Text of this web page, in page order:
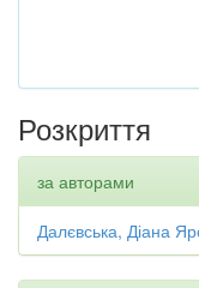
Розкриття
за авторами
Далєвська, Діана